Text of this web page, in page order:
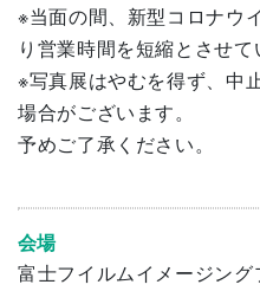
※当面の間、新型コロナウ
り 営業時間を短縮とさせて
※写真展はやむを得ず、中
場合がございます。
予めご了承ください。
会場
富士フイルムイメージン